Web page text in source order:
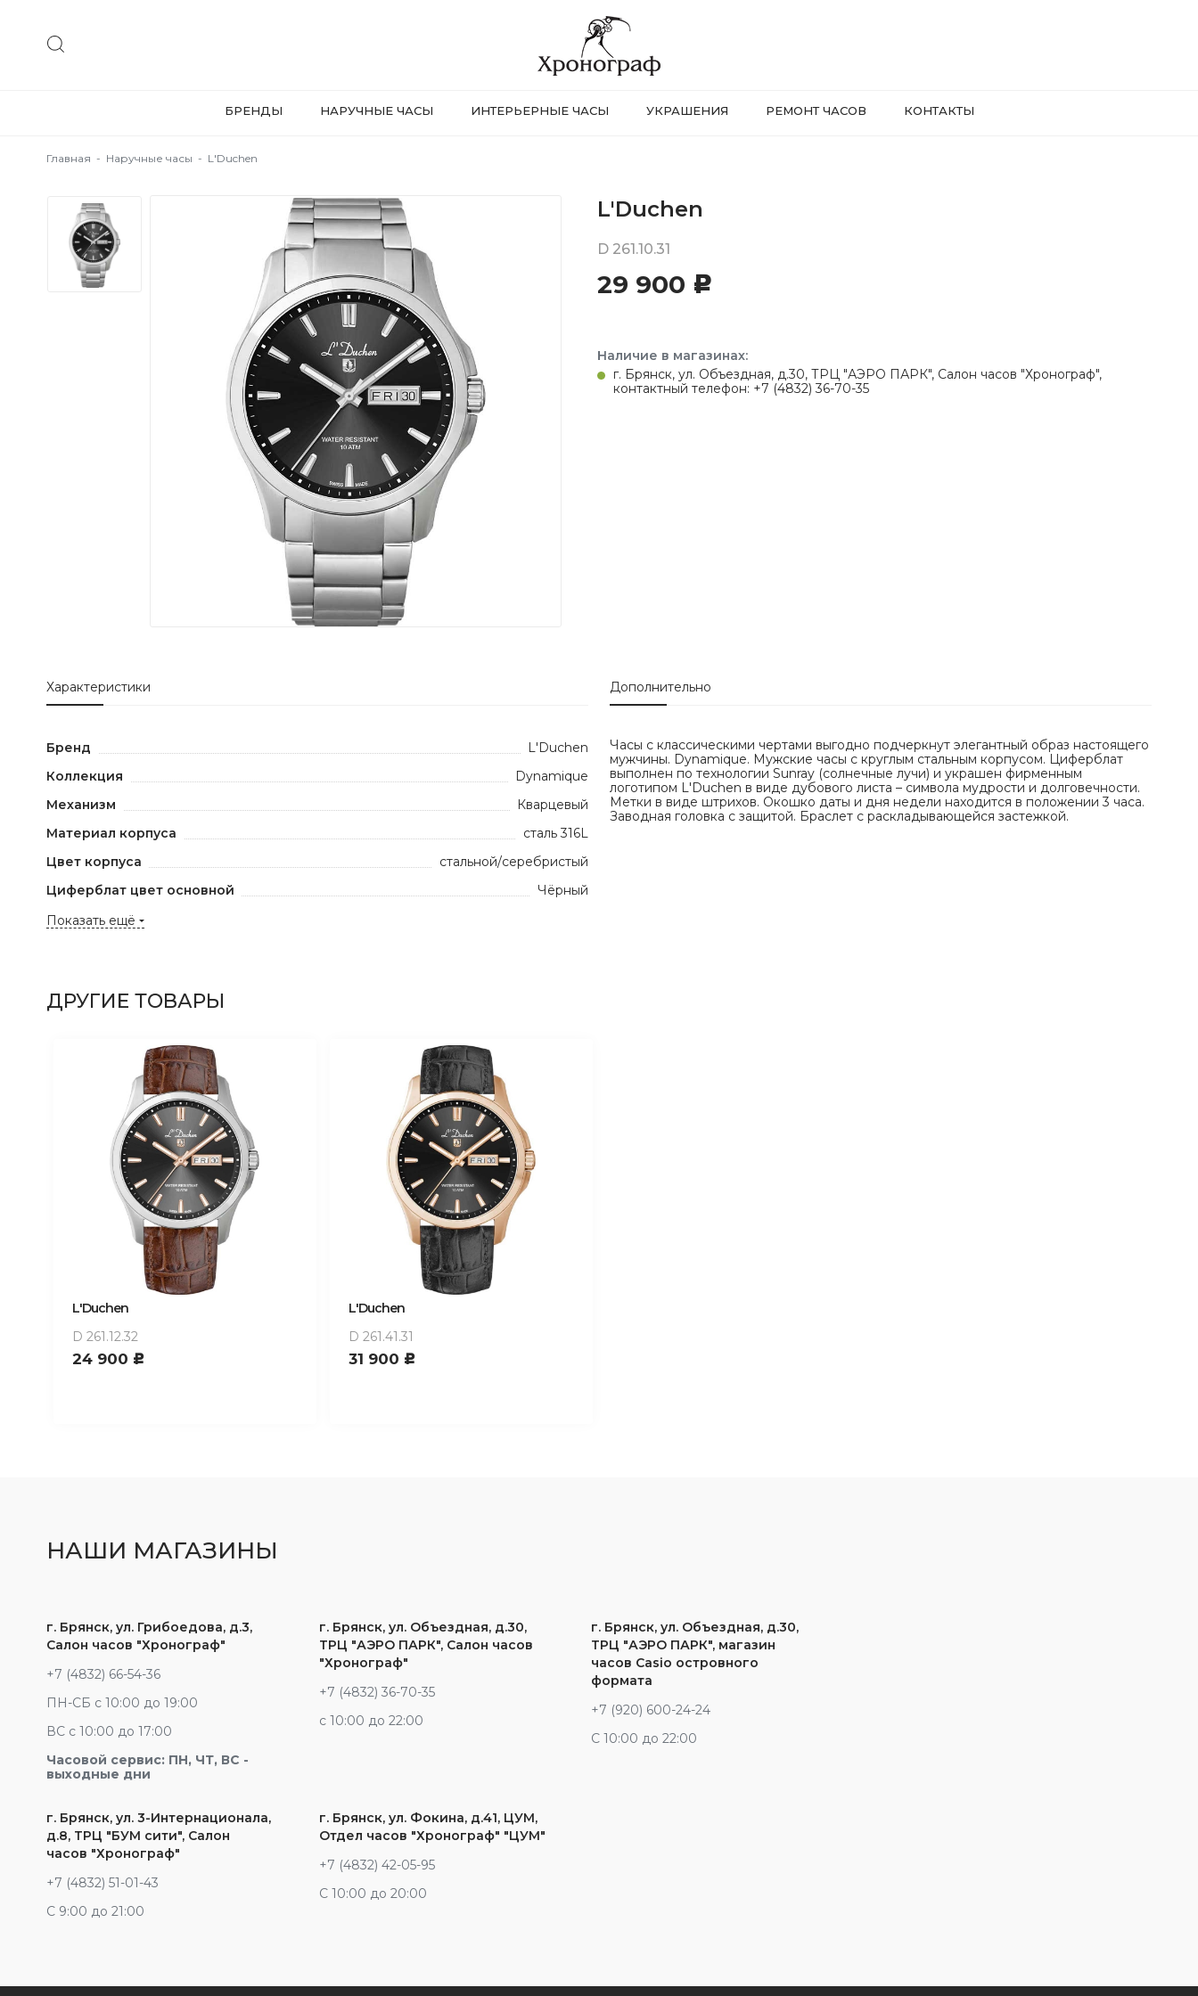
БРЕНДЫ НАРУЧНЫЕ ЧАСЫ ИНТЕРЬЕРНЫЕ ЧАСЫ УКРАШЕНИЯ РЕМОНТ ЧАСОВ КОНТАКТЫ
Главная - Наручные часы - L'Duchen
L'Duchen
D 261.10.31
29 900 c
Наличие в магазинах:
г. Брянск, ул. Объездная, д.30, ТРЦ "АЭРО ПАРК", Салон часов "Хронограф",
контактный телефон: +7 (4832) 36-70-35
Характеристики
Бренд
L'Duchen
Коллекция
Dynamique
Механизм
Кварцевый
Материал корпуса
сталь 316L
Цвет корпуса
стальной/серебристый
Циферблат цвет основной
Чёрный
Показать ещё
Дополнительно
Часы с классическими чертами выгодно подчеркнут элегантный образ настоящего
мужчины. Dynamique. Мужские часы с круглым стальным корпусом. Циферблат
выполнен по технологии Sunray (солнечные лучи) и украшен фирменным
логотипом L'Duchen в виде дубового листа – символа мудрости и долговечности.
Метки в виде штрихов. Окошко даты и дня недели находится в положении 3 часа.
Заводная головка с защитой. Браслет с раскладывающейся застежкой.
ДРУГИЕ ТОВАРЫ
L'Duchen
D 261.12.32
24 900 c
L'Duchen
D 261.41.31
31 900 c
НАШИ МАГАЗИНЫ
г. Брянск, ул. Грибоедова, д.3,
Салон часов "Хронограф"
+7 (4832) 66-54-36
ПН-СБ с 10:00 до 19:00
ВС с 10:00 до 17:00
Часовой сервис: ПН, ЧТ, ВС -
выходные дни
г. Брянск, ул. Объездная, д.30,
ТРЦ "АЭРО ПАРК", Салон часов
"Хронограф"
+7 (4832) 36-70-35
c 10:00 до 22:00
г. Брянск, ул. Объездная, д.30,
ТРЦ "АЭРО ПАРК", магазин
часов Casio островного
формата
+7 (920) 600-24-24
С 10:00 до 22:00
г. Брянск, ул. 3-Интернационала,
д.8, ТРЦ "БУМ сити", Салон
часов "Хронограф"
+7 (4832) 51-01-43
С 9:00 до 21:00
г. Брянск, ул. Фокина, д.41, ЦУМ,
Отдел часов "Хронограф" "ЦУМ"
+7 (4832) 42-05-95
С 10:00 до 20:00